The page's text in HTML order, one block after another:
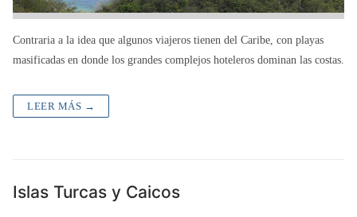
Contraria a la idea que algunos viajeros tienen del Caribe, con playas
masificadas en donde los grandes complejos hoteleros dominan las costas.
LEER MÁS →
Islas Turcas y Caicos